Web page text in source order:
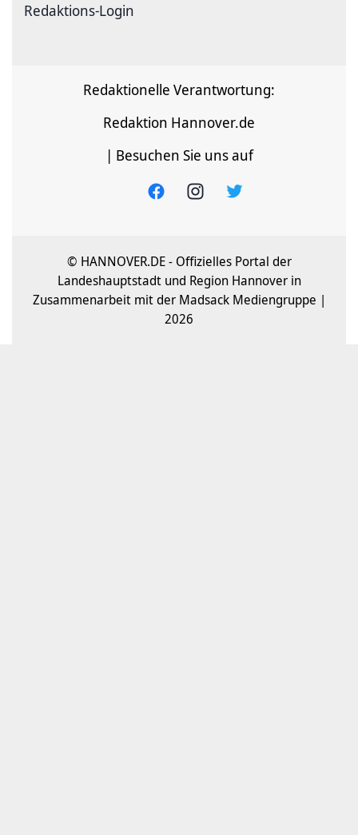
Redaktions-Login
Redaktionelle Verantwortung:
Redaktion Hannover.de
| Besuchen Sie uns auf
© HANNOVER.DE - Offizielles Portal der
Landeshauptstadt und Region Hannover in
Zusammenarbeit mit der Madsack Mediengruppe |
2026